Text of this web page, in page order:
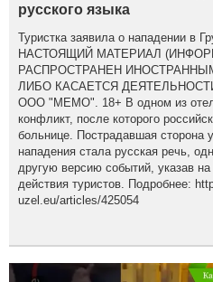
русского языка
Туристка заявила о нападении в
НАСТОЯЩИЙ МАТЕРИАЛ
РАСПРОСТРАНЕН
ЛИБО КАСАЕТСЯ
ООО "МЕМО". 18+ В одном из
конфликт, после которого
больнице. Пострадавшая сторона
нападения стала русская речь,
другую версию событий, указав
действия туристов. Подробнее:
uzel.eu/articles/425054